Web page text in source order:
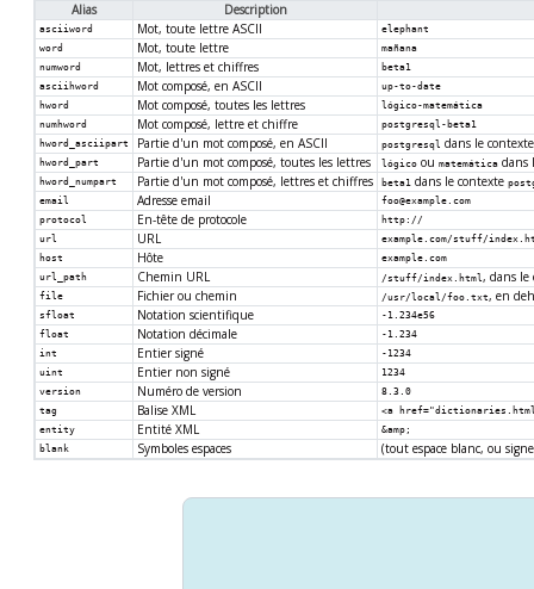
Alias Description
asciiword Mot, toute lettre ASCII
elephant
word
Mot, toute lettre
mañana
numword
Mot, lettres et chiffres
beta1
asciihword
Mot composé, en ASCII
up-to-date
hword
Mot composé, toutes les lettres
lógico-matemática
numhword
Mot composé, lettre et chiffre
postgresql-beta1
hword_asciipart
Partie d'un mot composé, en ASCII postgresql dans le
hword_part Partie d'un mot composé, toutes les lettres lógicoou matemáticadans
hword_numpart Partie d'un mot composé, lettres et chiffres beta1dans le contexte
email
Adresse email
foo@example.com
protocol
En-tête de protocole
http://
url
URL
example.com/stuff/
host
Hôte
example.com
url_path
Chemin URL /stuff/index.html, dans le
file Fichier ou chemin /usr/local/foo.txt, en
sfloat Notation scientifique
-1.234e56
float
Notation décimale
-1.234
int
Entier signé
-1234
uint
Entier non signé
1234
version
Numéro de version
8.3.0
tag
Balise XML
<a
entity
Entité XML
&amp;
blank
Symboles espaces (tout espace blanc, ou